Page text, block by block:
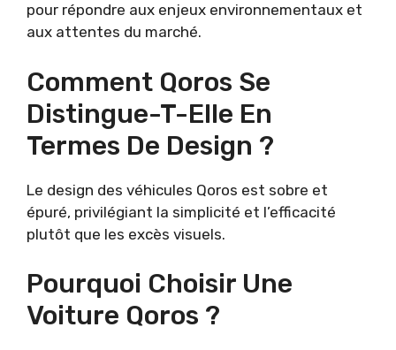
pour répondre aux enjeux environnementaux et
aux attentes du marché.
Comment Qoros Se
Distingue-T-Elle En
Termes De Design ?
Le design des véhicules Qoros est sobre et
épuré, privilégiant la simplicité et l’efficacité
plutôt que les excès visuels.
Pourquoi Choisir Une
Voiture Qoros ?